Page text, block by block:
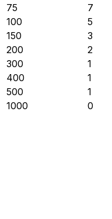
75
7
100
5
150
3
200
2
300
1
400
1
500
1
1000
0